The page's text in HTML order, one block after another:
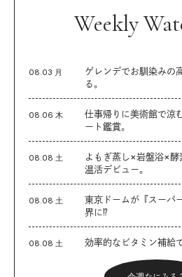
Weekly
08.03 月
ゲレンデでお馴染みの
る。
08.06 木
仕事帰りに美術館で涼
ート鑑賞。
08.08 土
よもぎ蒸し×岩盤浴×
温活デビュー。
08.08 土
東京ドームが『スーパ
界に⁉︎
08.08 土 効率的なビタミン補給